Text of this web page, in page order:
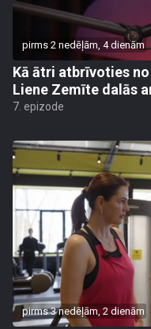
pirms 2 nedēļām, 4 dienām
Kā ātri atbrīvoties
Liene Zemīte dalās
7. epizode
pirms 3 nedēļām, 2 dienām